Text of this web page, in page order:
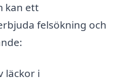
kan ett
felsökning och
läckor i